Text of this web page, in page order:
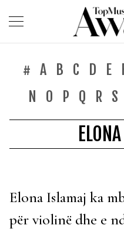
# A B C D E
N
O P Q R S
Elona Islamaj ka
për violinë dhe e